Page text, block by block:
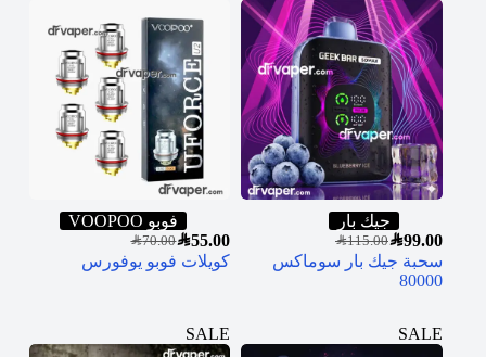
جيك بار
SAR115.00SAR99.00
سحبة جيك بار سوماكس
80000
فوبو VOOPOO
SAR70.00SAR55.00
كويلات فوبو يوفورس
SALE
SALE